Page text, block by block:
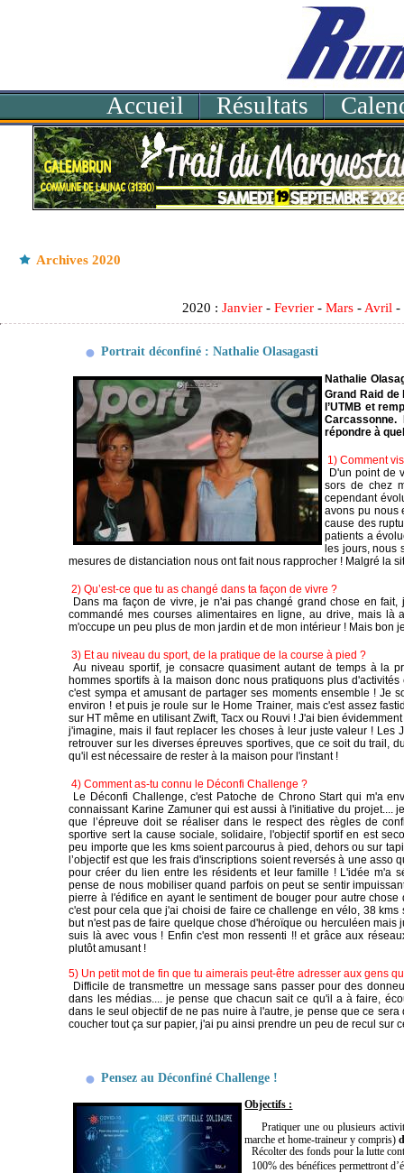
Accueil Résultats
Archives 2020
2020 :Janvier -Fevrier -Mars - Avril -
Portrait déconfiné : Nathalie Olasagasti
Nathalie
Grand Raid
l’UTMB et
répondre à
1) Comment
D'un point de
sors de chez
cependant
avons pu nous
cause des
patients a
les jours, nous
mesures de distanciation nous ont fait nous rapprocher ! Malgré la
2) Qu’est-ce que tu as changé dans ta façon de vivre ?
Dans ma façon de vivre, je n'ai pas changé grand chose en
commandé mes courses alimentaires en ligne, au drive, mais
m'occupe un peu plus de mon jardin et de mon intérieur ! Mais bon
3) Et au niveau du sport, de la pratique de la course à pied ?
Au niveau sportif, je consacre quasiment autant de temps à la
hommes sportifs à la maison donc nous pratiquons plus
c'est sympa et amusant de partager ses moments ensemble ! Je
environ ! et puis je roule sur le Home Trainer, mais c'est assez
sur HT même en utilisant Zwift, Tacx ou Rouvi ! J'ai bien
j'imagine, mais il faut replacer les choses à leur juste valeur !
retrouver sur les diverses épreuves sportives, que ce soit du trail,
qu'il est nécessaire de rester à la maison pour l'instant !
4) Comment as-tu connu le Déconfi Challenge ?
Le Déconfi Challenge, c'est Patoche de Chrono Start qui m'a
connaissantKarine Zamuner qui est aussi à l'initiative du projet....
que l’épreuve doit se réaliser dans le respect des règles de
sportive sert la cause sociale, solidaire, l'objectif sportif en est
peu importe que les kms soient parcourus à pied, dehors ou sur
l’objectif est que les frais d'inscriptions soient reversés à une asso
pour créer du lien entre les résidents et leur famille ! L'idée m'a
pense de nous mobiliser quand parfois on peut se sentir
pierre à l'édifice en ayant le sentiment de bouger pour autre
c'est pour cela que j'ai choisi de faire ce challenge en vélo, 38
but n'est pas de faire quelque chose d'héroïque ou herculéen mais
suis là avec vous ! Enfin c'est mon ressenti !! et grâce aux
plutôt amusant !
5) Un petit mot de fin que tu aimerais peut-être adresser aux gens
Difficile de transmettre un message sans passer pour des
dans les médias.... je pense que chacun sait ce qu'il a à faire,
dans le seul objectif de ne pas nuire à l'autre, je pense que ce
coucher tout ça sur papier, j'ai pu ainsi prendre un peu de recul sur
Pensez au Déconfiné Challenge !
Objectifs :
•
Pratiquer une ou plusieurs
marche et home-traineur y compris)
•
Récolter des fonds pour la lutte
•
100% des bénéfices permettront